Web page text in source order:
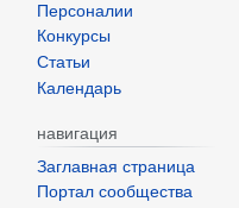
Персоналии
Конкурсы
Статьи
Календарь
навигация
Заглавная страница
Портал сообщества